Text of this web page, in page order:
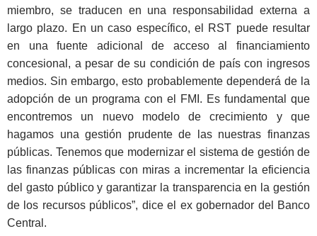
miembro, se traducen en una responsabilidad externa a
largo plazo. En un caso específico, el RST puede resultar
en una fuente adicional de acceso al financiamiento
concesional, a pesar de su condición de país con ingresos
medios. Sin embargo, esto probablemente dependerá de la
adopción de un programa con el FMI. Es fundamental que
encontremos un nuevo modelo de crecimiento y que
hagamos una gestión prudente de las nuestras finanzas
públicas. Tenemos que modernizar el sistema de gestión de
las finanzas públicas con miras a incrementar la eficiencia
del gasto público y garantizar la transparencia en la gestión
de los recursos públicos”, dice el ex gobernador del Banco
Central.